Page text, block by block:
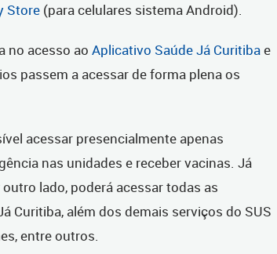
Store (para celulares sistema Android).
no acesso ao Aplicativo Saúde Já Curitibae
passem a acessar de forma plena os
acessar presencialmente apenas
nas unidades e receber vacinas. Já
lado, poderá acessar todas as
Curitiba, além dos demais serviços do SUS
entre outros.